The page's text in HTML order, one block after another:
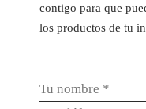
contigo para que
los productos de tu